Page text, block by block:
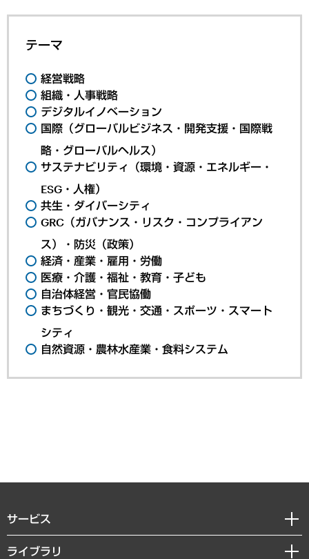
テーマ
経営戦略
組織・人事戦略
デジタルイノベーション
国際（グローバルビジネス・開発支援・国際戦
略・グローバルヘルス）
サステナビリティ（環境・資源・エネルギー・
ESG・人権）
共生・ダイバーシティ
GRC（ガバナンス・リスク・コンプライアン
ス）・防災（政策）
経済・産業・雇用・労働
医療・介護・福祉・教育・子ども
自治体経営・官民協働
まちづくり・観光・交通・スポーツ・スマート
シティ
自然資源・農林水産業・食料システム
サービス
経営戦略
ライブラリ